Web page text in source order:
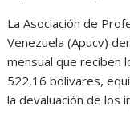
La Asociación de
Venezuela (Apucv)
mensual que reciben
522,16 bolívares,
la devaluación de los